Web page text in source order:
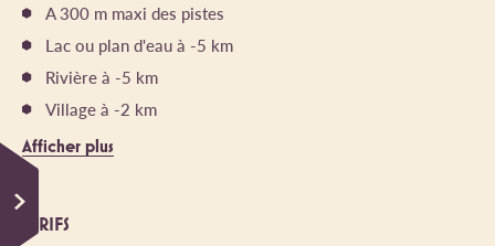
A 300 m maxi des pistes
Lac ou plan d'eau à -5 km
Rivière à -5 km
Village à -2 km
Afficher plus
TARIFS